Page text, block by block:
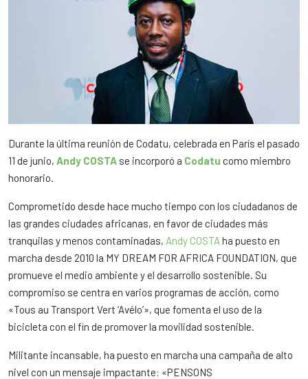
Durante la última reunión de Codatu, celebrada en París el pasado
11 de junio, Andy COSTA se incorporó a Codatu como miembro
honorario.
Comprometido desde hace mucho tiempo con los ciudadanos de
las grandes ciudades africanas, en favor de ciudades más
tranquilas y menos contaminadas, Andy COSTAha puesto en
marcha desde 2010 la MY DREAM FOR AFRICA FOUNDATION, que
promueve el medio ambiente y el desarrollo sostenible. Su
compromiso se centra en varios programas de acción, como
«Tous au Transport Vert ‘Avélo’», que fomenta el uso de la
bicicleta con el fin de promover la movilidad sostenible.
Militante incansable, ha puesto en marcha una campaña de alto
nivel con un mensaje impactante: «PENSONS